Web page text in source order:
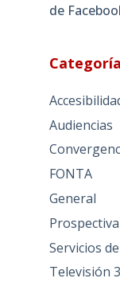
de
Audiencias
FONTA
General
Servicios
Televisión